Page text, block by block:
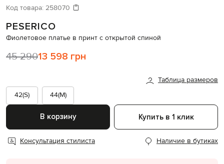
Давайте подберем что-то еще
Код товара: 258070
PESERICO
Фиолетовое платье в принт с открытой спиной
45 29013 598 грн
Таблица размеров
42(S)
44(M)
В корзину Купить в 1 клик
Консультация стилиста Наличие в бутиках